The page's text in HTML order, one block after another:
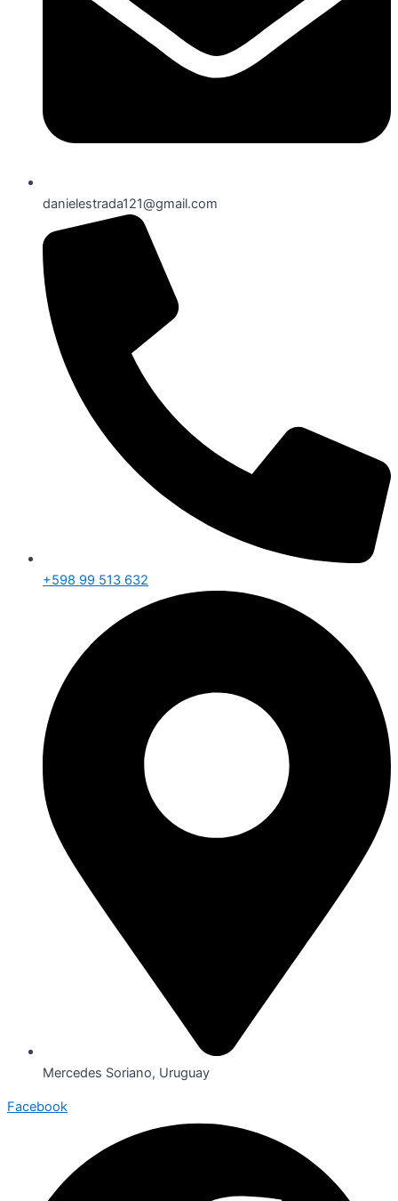
danielestrada121@gmail.com
+598 99 513 632
Mercedes Soriano, Uruguay
Facebook